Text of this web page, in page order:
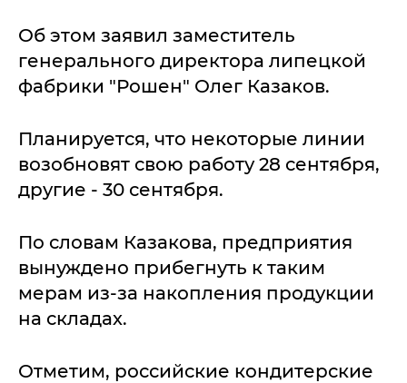
Об этом заявил заместитель
генерального директора липецкой
фабрики "Рошен" Олег Казаков.
Планируется, что некоторые линии
возобновят свою работу 28 сентября,
другие - 30 сентября.
По словам Казакова, предприятия
вынуждено прибегнуть к таким
мерам из-за накопления продукции
на складах.
Отметим, российские кондитерские